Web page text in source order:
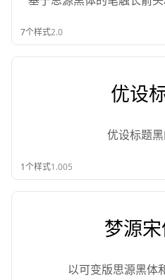
7个样式2.0
优设
优设标题
1个样式1.005
梦源
以可变版思源黑体